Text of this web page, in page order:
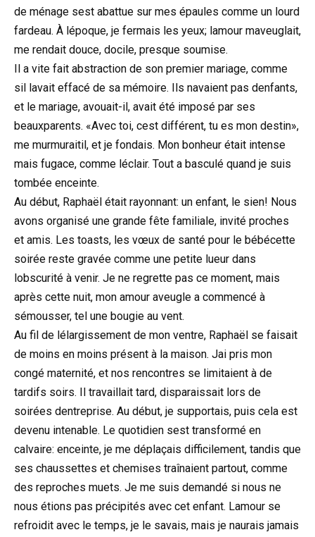
de ménage sest abattue sur mes épaules comme un lourd
fardeau. À lépoque, je fermais les yeux; lamour maveuglait,
me rendait douce, docile, presque soumise.
Il a vite fait abstraction de son premier mariage, comme
sil lavait effacé de sa mémoire. Ils navaient pas denfants,
et le mariage, avouait-il, avait été imposé par ses
beauxparents. «Avec toi, cest différent, tu es mon destin»,
me murmuraitil, et je fondais. Mon bonheur était intense
mais fugace, comme léclair. Tout a basculé quand je suis
tombée enceinte.
Au début, Raphaël était rayonnant: un enfant, le sien! Nous
avons organisé une grande fête familiale, invité proches
et amis. Les toasts, les vœux de santé pour le bébécette
soirée reste gravée comme une petite lueur dans
lobscurité à venir. Je ne regrette pas ce moment, mais
après cette nuit, mon amour aveugle a commencé à
sémousser, tel une bougie au vent.
Au fil de lélargissement de mon ventre, Raphaël se faisait
de moins en moins présent à la maison. Jai pris mon
congé maternité, et nos rencontres se limitaient à de
tardifs soirs. Il travaillait tard, disparaissait lors de
soirées dentreprise. Au début, je supportais, puis cela est
devenu intenable. Le quotidien sest transformé en
calvaire: enceinte, je me déplaçais difficilement, tandis que
ses chaussettes et chemises traînaient partout, comme
des reproches muets. Je me suis demandé si nous ne
nous étions pas précipités avec cet enfant. Lamour se
refroidit avec le temps, je le savais, mais je naurais jamais